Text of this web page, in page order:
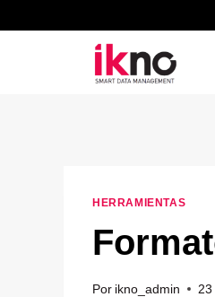
al
HERRAMIENTAS
Por ikno_admin